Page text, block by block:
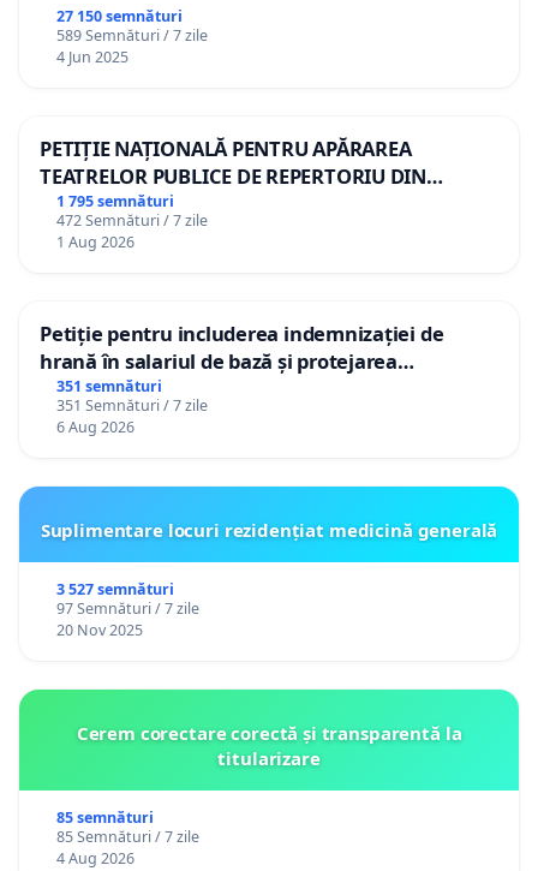
27 150 semnături
589 Semnături / 7 zile
4 Jun 2025
PETIȚIE NAȚIONALĂ PENTRU APĂRAREA
TEATRELOR PUBLICE DE REPERTORIU DIN
ROMÂNIA
1 795 semnături
472 Semnături / 7 zile
1 Aug 2026
Petiție pentru includerea indemnizației de
hrană în salariul de bază și protejarea
gradațiilor de vechime pentru asistenții
personali
351 semnături
351 Semnături / 7 zile
6 Aug 2026
Suplimentare locuri rezidențiat medicină generală
3 527 semnături
97 Semnături / 7 zile
20 Nov 2025
Cerem corectare corectă și transparentă la
titularizare
85 semnături
85 Semnături / 7 zile
4 Aug 2026